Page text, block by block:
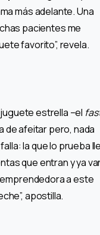
más adelante. Una
pacientes me
favorito”, revela.
estrella –el
de afeitar pero, nada
la que lo prueba
que entran y ya
emprendedora a este
apostilla.